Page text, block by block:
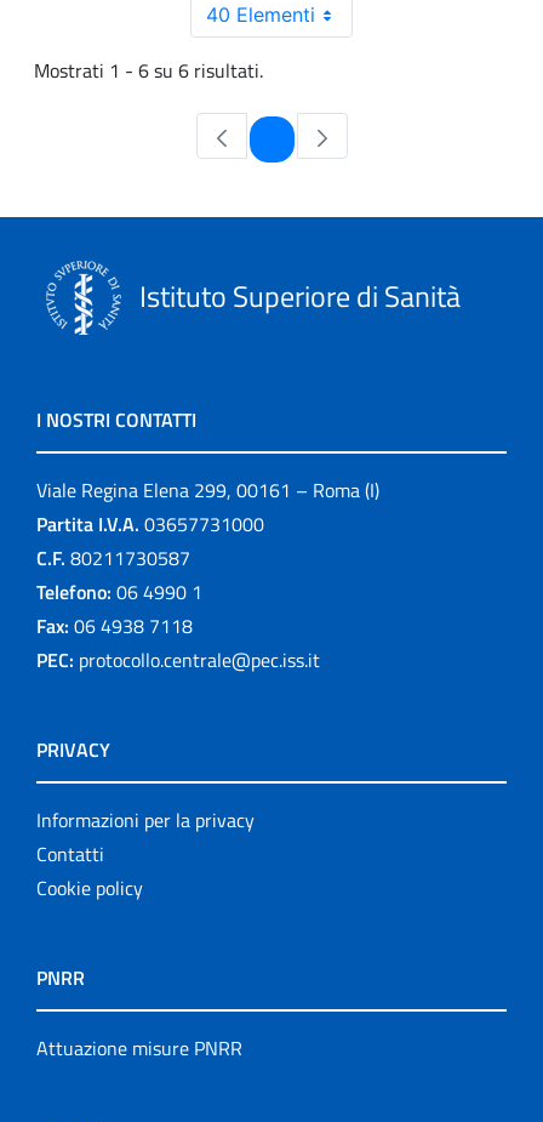
40 Elementi
Mostrati 1 - 6 su 6 risultati.
Pagina
Istituto Superiore di Sanità
I NOSTRI CONTATTI
Viale Regina Elena 299, 00161 – Roma (I)
Partita I.V.A. 03657731000
C.F. 80211730587
Telefono: 06 4990 1
Fax: 06 4938 7118
PEC: protocollo.centrale@pec.iss.it
PRIVACY
Informazioni per la privacy
Contatti
Cookie policy
PNRR
Attuazione misure PNRR